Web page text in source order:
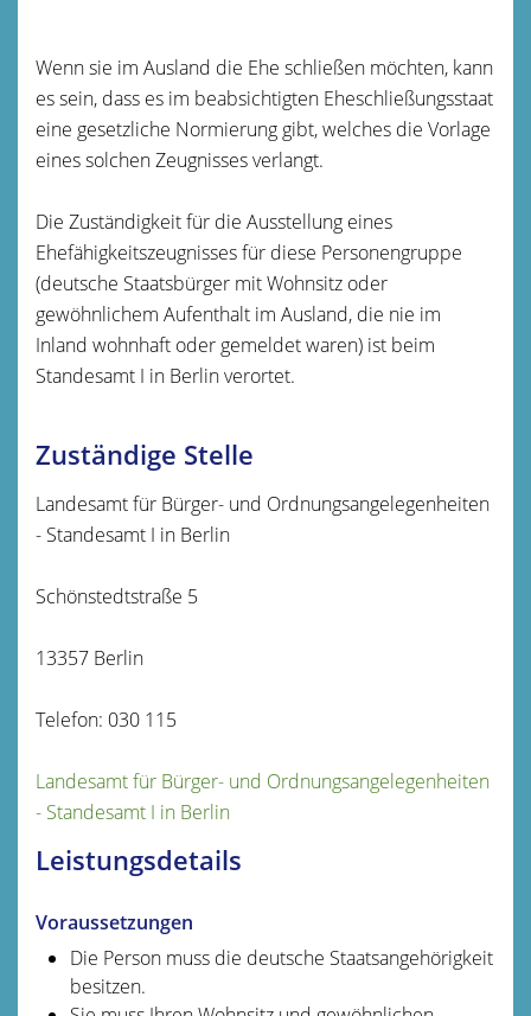
Wenn sie im Ausland die Ehe schließen möchten, kann
es sein, dass es im beabsichtigten Eheschließungsstaat
eine gesetzliche Normierung gibt, welches die Vorlage
eines solchen Zeugnisses verlangt.
Die Zuständigkeit für die Ausstellung eines
Ehefähigkeitszeugnisses für diese Personengruppe
(deutsche Staatsbürger mit Wohnsitz oder
gewöhnlichem Aufenthalt im Ausland, die nie im
Inland wohnhaft oder gemeldet waren) ist beim
Standesamt I in Berlin verortet.
Zuständige Stelle
Landesamt für Bürger- und Ordnungsangelegenheiten
- Standesamt I in Berlin
Schönstedtstraße 5
13357 Berlin
Telefon: 030 115
Landesamt für Bürger- und Ordnungsangelegenheiten
- Standesamt I in Berlin
Leistungsdetails
Voraussetzungen
Die Person muss die deutsche Staatsangehörigkeit
besitzen.